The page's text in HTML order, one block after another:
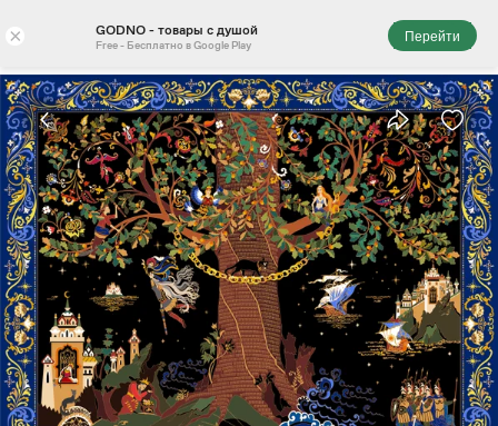
× GODNO - товары с душой
Free - Бесплатно в Google Play
Перейти